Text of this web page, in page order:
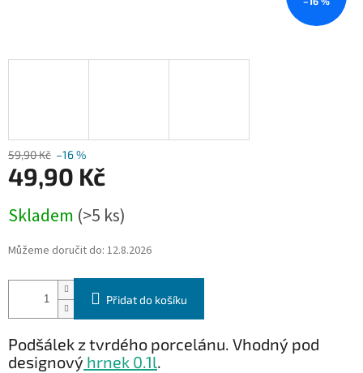
59,90 Kč –16 %
49,90 Kč
cena:
Skladem (>5 ks)
Můžeme doručit do: 12.8.2026
Přidat do košíku
Podšálek z tvrdého porcelánu. Vhodný pod
designový hrnek 0.1l.